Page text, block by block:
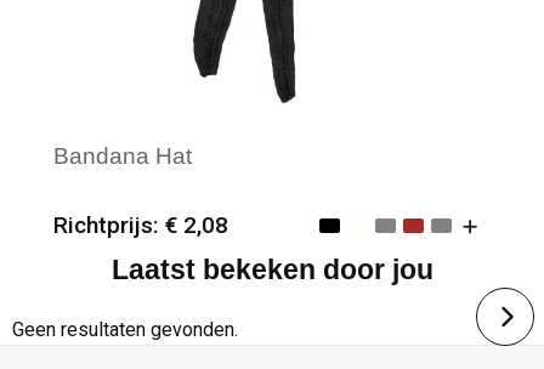
Bandana Hat
Richtprijs: € 2,08
Minimale afname: 50
Laatst bekeken door jou
Geen resultaten gevonden.